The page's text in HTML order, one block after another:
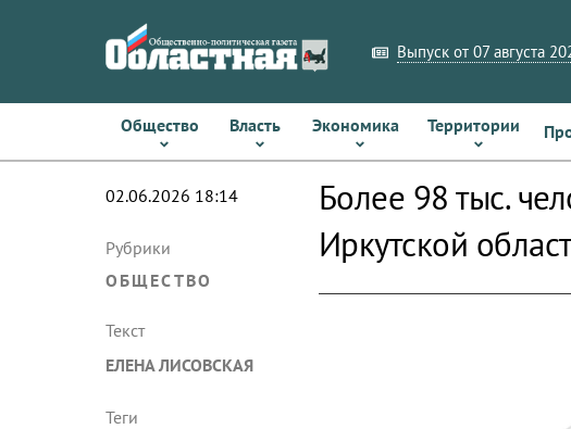
Выпуск от 07 августа
Общество Власть Экономика Территории
02.06.2026 18:14
Рубрики
ОБЩЕСТВО
Текст
ЕЛЕНА ЛИСОВСКАЯ
Теги
Более 98 тыс.
Иркутской